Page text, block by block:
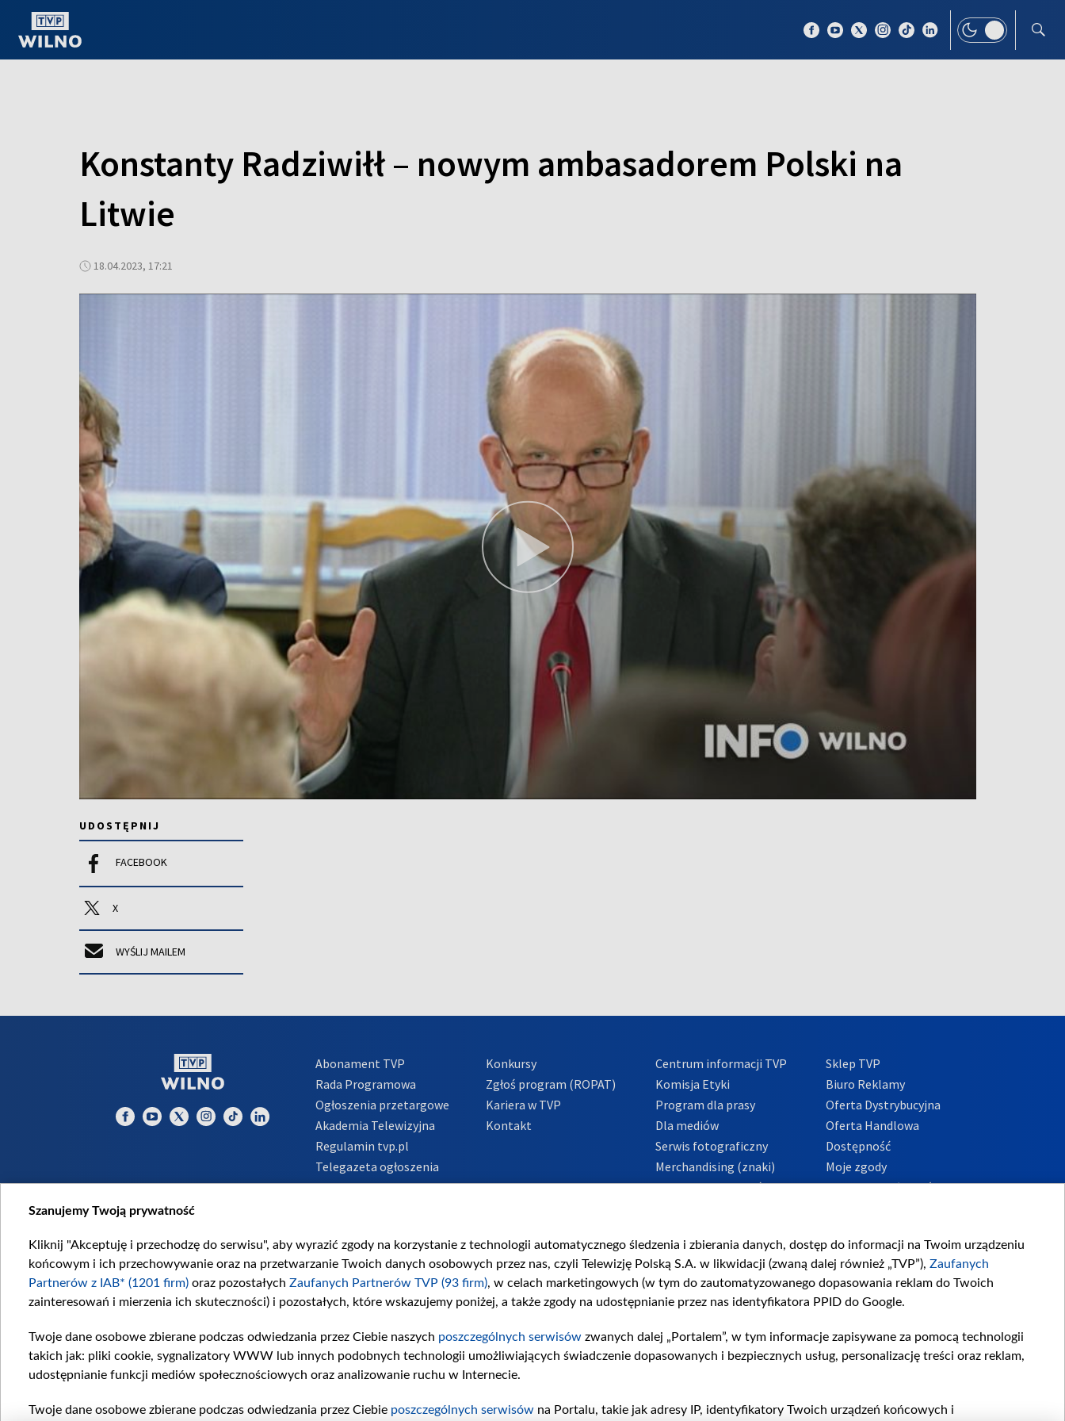
Konstanty Radziwiłł – nowym ambasadorem Polski na
Litwie
18.04.2023, 17:21
UDOSTĘPNIJ
FACEBOOK
X
WYŚLIJ MAILEM
Abonament TVP
Rada Programowa
Ogłoszenia przetargowe
Akademia Telewizyjna
Regulamin tvp.pl
Telegazeta ogłoszenia
Informacje o nadawcy
Konkursy
Zgłoś program (ROPAT)
Kariera w TVP
Kontakt
Centrum informacji TVP
Komisja Etyki
Program dla prasy
Dla mediów
Serwis fotograficzny
Merchandising (znaki)
Polityka Prywatności
Sklep TVP
Biuro Reklamy
Oferta Dystrybucyjna
Oferta Handlowa
Dostępność
Moje zgody
Procedura zgłoszeń
Szanujemy Twoją prywatność
Kliknij "Akceptuję i przechodzę do serwisu", aby wyrazić zgody na korzystanie z technologii automatycznego śledzenia i zbierania danych, dostęp do informacji na Twoim urządzeniu
końcowym i ich przechowywanie oraz na przetwarzanie Twoich danych osobowych przez nas, czyli Telewizję Polską S.A. w likwidacji (zwaną dalej również „TVP”), Zaufanych
Partnerów z IAB* (1201 firm) oraz pozostałych Zaufanych Partnerów TVP (93 firm), w celach marketingowych (w tym do zautomatyzowanego dopasowania reklam do Twoich
zainteresowań i mierzenia ich skuteczności) i pozostałych, które wskazujemy poniżej, a także zgody na udostępnianie przez nas identyfikatora PPID do Google.
Twoje dane osobowe zbierane podczas odwiedzania przez Ciebie naszych poszczególnych serwisów zwanych dalej „Portalem”, w tym informacje zapisywane za pomocą technologii
takich jak: pliki cookie, sygnalizatory WWW lub innych podobnych technologii umożliwiających świadczenie dopasowanych i bezpiecznych usług, personalizację treści oraz reklam,
udostępnianie funkcji mediów społecznościowych oraz analizowanie ruchu w Internecie.
Twoje dane osobowe zbierane podczas odwiedzania przez Ciebie poszczególnych serwisów na Portalu, takie jak adresy IP, identyfikatory Twoich urządzeń końcowych i